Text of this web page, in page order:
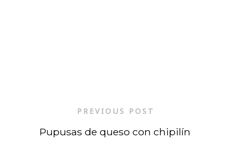
PREVIOUS POST
Pupusas de queso con chipilín